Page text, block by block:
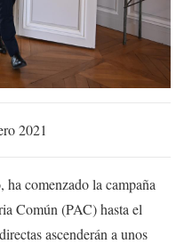
2021
ha comenzado la campaña
Común (PAC) hasta el
ascenderán a unos